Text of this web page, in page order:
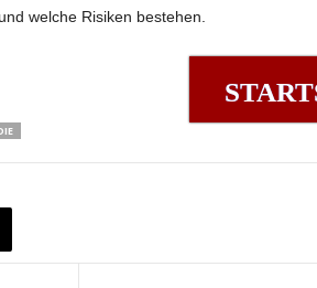
welche Risiken bestehen.